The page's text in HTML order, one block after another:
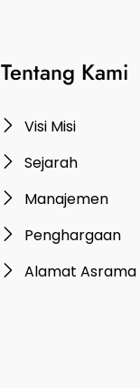
Tentang Kami
Visi Misi
Sejarah
Manajemen
Penghargaan
Alamat Asrama